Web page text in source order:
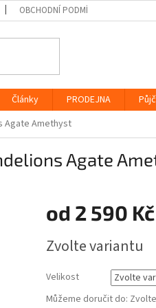
OBCHODNÍ PODMÍNKY
Články PRODEJNA
Agate Amethyst
Agate
od 2 590 Kč
cena:
Zvolte variantu
Velikost
Můžeme doručit do: